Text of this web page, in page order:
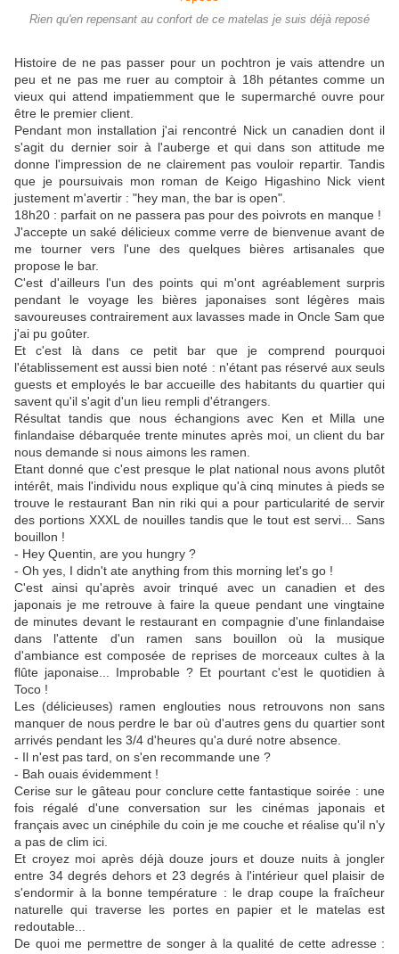
Rien qu'en repensant au confort de ce matelas je suis déjà reposé
Histoire de ne pas passer pour un pochtron je vais attendre un
peu et ne pas me ruer au comptoir à 18h pétantes comme un
vieux qui attend impatiemment que le supermarché ouvre pour
être le premier client.
Pendant mon installation j'ai rencontré Nick un canadien dont il
s'agit du dernier soir à l'auberge et qui dans son attitude me
donne l'impression de ne clairement pas vouloir repartir. Tandis
que je poursuivais mon roman de Keigo Higashino Nick vient
justement m'avertir : "hey man, the bar is open".
18h20 : parfait on ne passera pas pour des poivrots en manque !
J'accepte un saké délicieux comme verre de bienvenue avant de
me tourner vers l'une des quelques bières artisanales que
propose le bar.
C'est d'ailleurs l'un des points qui m'ont agréablement surpris
pendant le voyage les bières japonaises sont légères mais
savoureuses contrairement aux lavasses made in Oncle Sam que
j'ai pu goûter.
Et c'est là dans ce petit bar que je comprend pourquoi
l'établissement est aussi bien noté : n'étant pas réservé aux seuls
guests et employés le bar accueille des habitants du quartier qui
savent qu'il s'agit d'un lieu rempli d'étrangers.
Résultat tandis que nous échangions avec Ken et Milla une
finlandaise débarquée trente minutes après moi, un client du bar
nous demande si nous aimons les ramen.
Etant donné que c'est presque le plat national nous avons plutôt
intérêt, mais l'individu nous explique qu'à cinq minutes à pieds se
trouve le restaurant Ban nin riki qui a pour particularité de servir
des portions XXXL de nouilles tandis que le tout est servi... Sans
bouillon !
- Hey Quentin, are you hungry ?
- Oh yes, I didn't ate anything from this morning let's go !
C'est ainsi qu'après avoir trinqué avec un canadien et des
japonais je me retrouve à faire la queue pendant une vingtaine
de minutes devant le restaurant en compagnie d'une finlandaise
dans l'attente d'un ramen sans bouillon où la musique
d'ambiance est composée de reprises de morceaux cultes à la
flûte japonaise... Improbable ? Et pourtant c'est le quotidien à
Toco !
Les (délicieuses) ramen englouties nous retrouvons non sans
manquer de nous perdre le bar où d'autres gens du quartier sont
arrivés pendant les 3/4 d'heures qu'a duré notre absence.
- Il n'est pas tard, on s'en recommande une ?
- Bah ouais évidemment !
Cerise sur le gâteau pour conclure cette fantastique soirée : une
fois régalé d'une conversation sur les cinémas japonais et
français avec un cinéphile du coin je me couche et réalise qu'il n'y
a pas de clim ici.
Et croyez moi après déjà douze jours et douze nuits à jongler
entre 34 degrés dehors et 23 degrés à l'intérieur quel plaisir de
s'endormir à la bonne température : le drap coupe la fraîcheur
naturelle qui traverse les portes en papier et le matelas est
redoutable...
De quoi me permettre de songer à la qualité de cette adresse :